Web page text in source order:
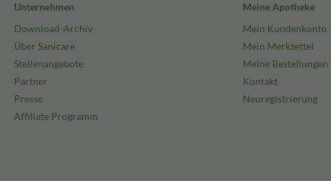
Unternehmen
Download-Archiv
Über Sanicare
Stellenangebote
Partner
Presse
Affiliate Programm
Meine Apotheke
Mein Kundenkonto
Mein Merkzettel
Meine Bestellungen
Kontakt
Neuregistrierung